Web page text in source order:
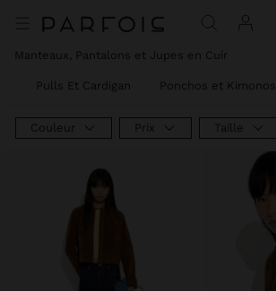
Manteaux, Pantalons et Jupes en Cuir
Pulls Et Cardigan Ponchos et Kimonos
Couleur Prix Taille